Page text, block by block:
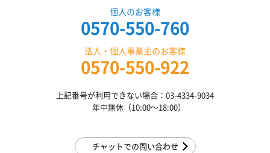
個人のお客様
0570-550-760
法人・個人事業主のお客様
0570-550-922
上記番号が利用できない場合：03-4334-9034
年中無休（10:00〜18:00）
チャットでの問い合わせ